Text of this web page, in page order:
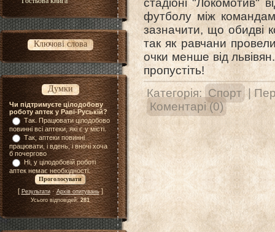
Ключові слова
Думки
Чи підтримуєте цілодобову
роботу аптек у Раві-Руській?
Так. Працювати цілодобово
повинні всі аптеки, які є у місті.
Так, аптеки повинні
працювати, і вдень, і вночі хоча
б почергово
Ні, у цілодобовій роботі
аптек немає необхідності.
[ Результати·Архів опитувань]
Усього відповідей:281
стадіоні "Локомотив"
футболу між
зазначити, що обидві
так як равчани
очки менше від
пропустіть!
Категорія: Спорт |
Коментарі (0)